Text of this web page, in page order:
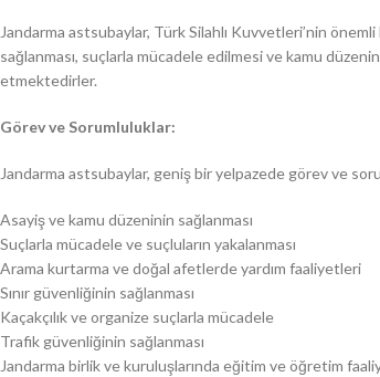
Jandarma astsubaylar, Türk Silahlı Kuvvetleri’nin
sağlanması, suçlarla mücadele edilmesi ve kamu
etmektedirler.
Görev ve Sorumluluklar:
Jandarma astsubaylar, geniş bir yelpazede görev ve
Asayiş ve kamu düzeninin sağlanması
Suçlarla mücadele ve suçluların yakalanması
Arama kurtarma ve doğal afetlerde yardım faaliyetleri
Sınır güvenliğinin sağlanması
Kaçakçılık ve organize suçlarla mücadele
Trafik güvenliğinin sağlanması
Jandarma birlik ve kuruluşlarında eğitim ve öğretim